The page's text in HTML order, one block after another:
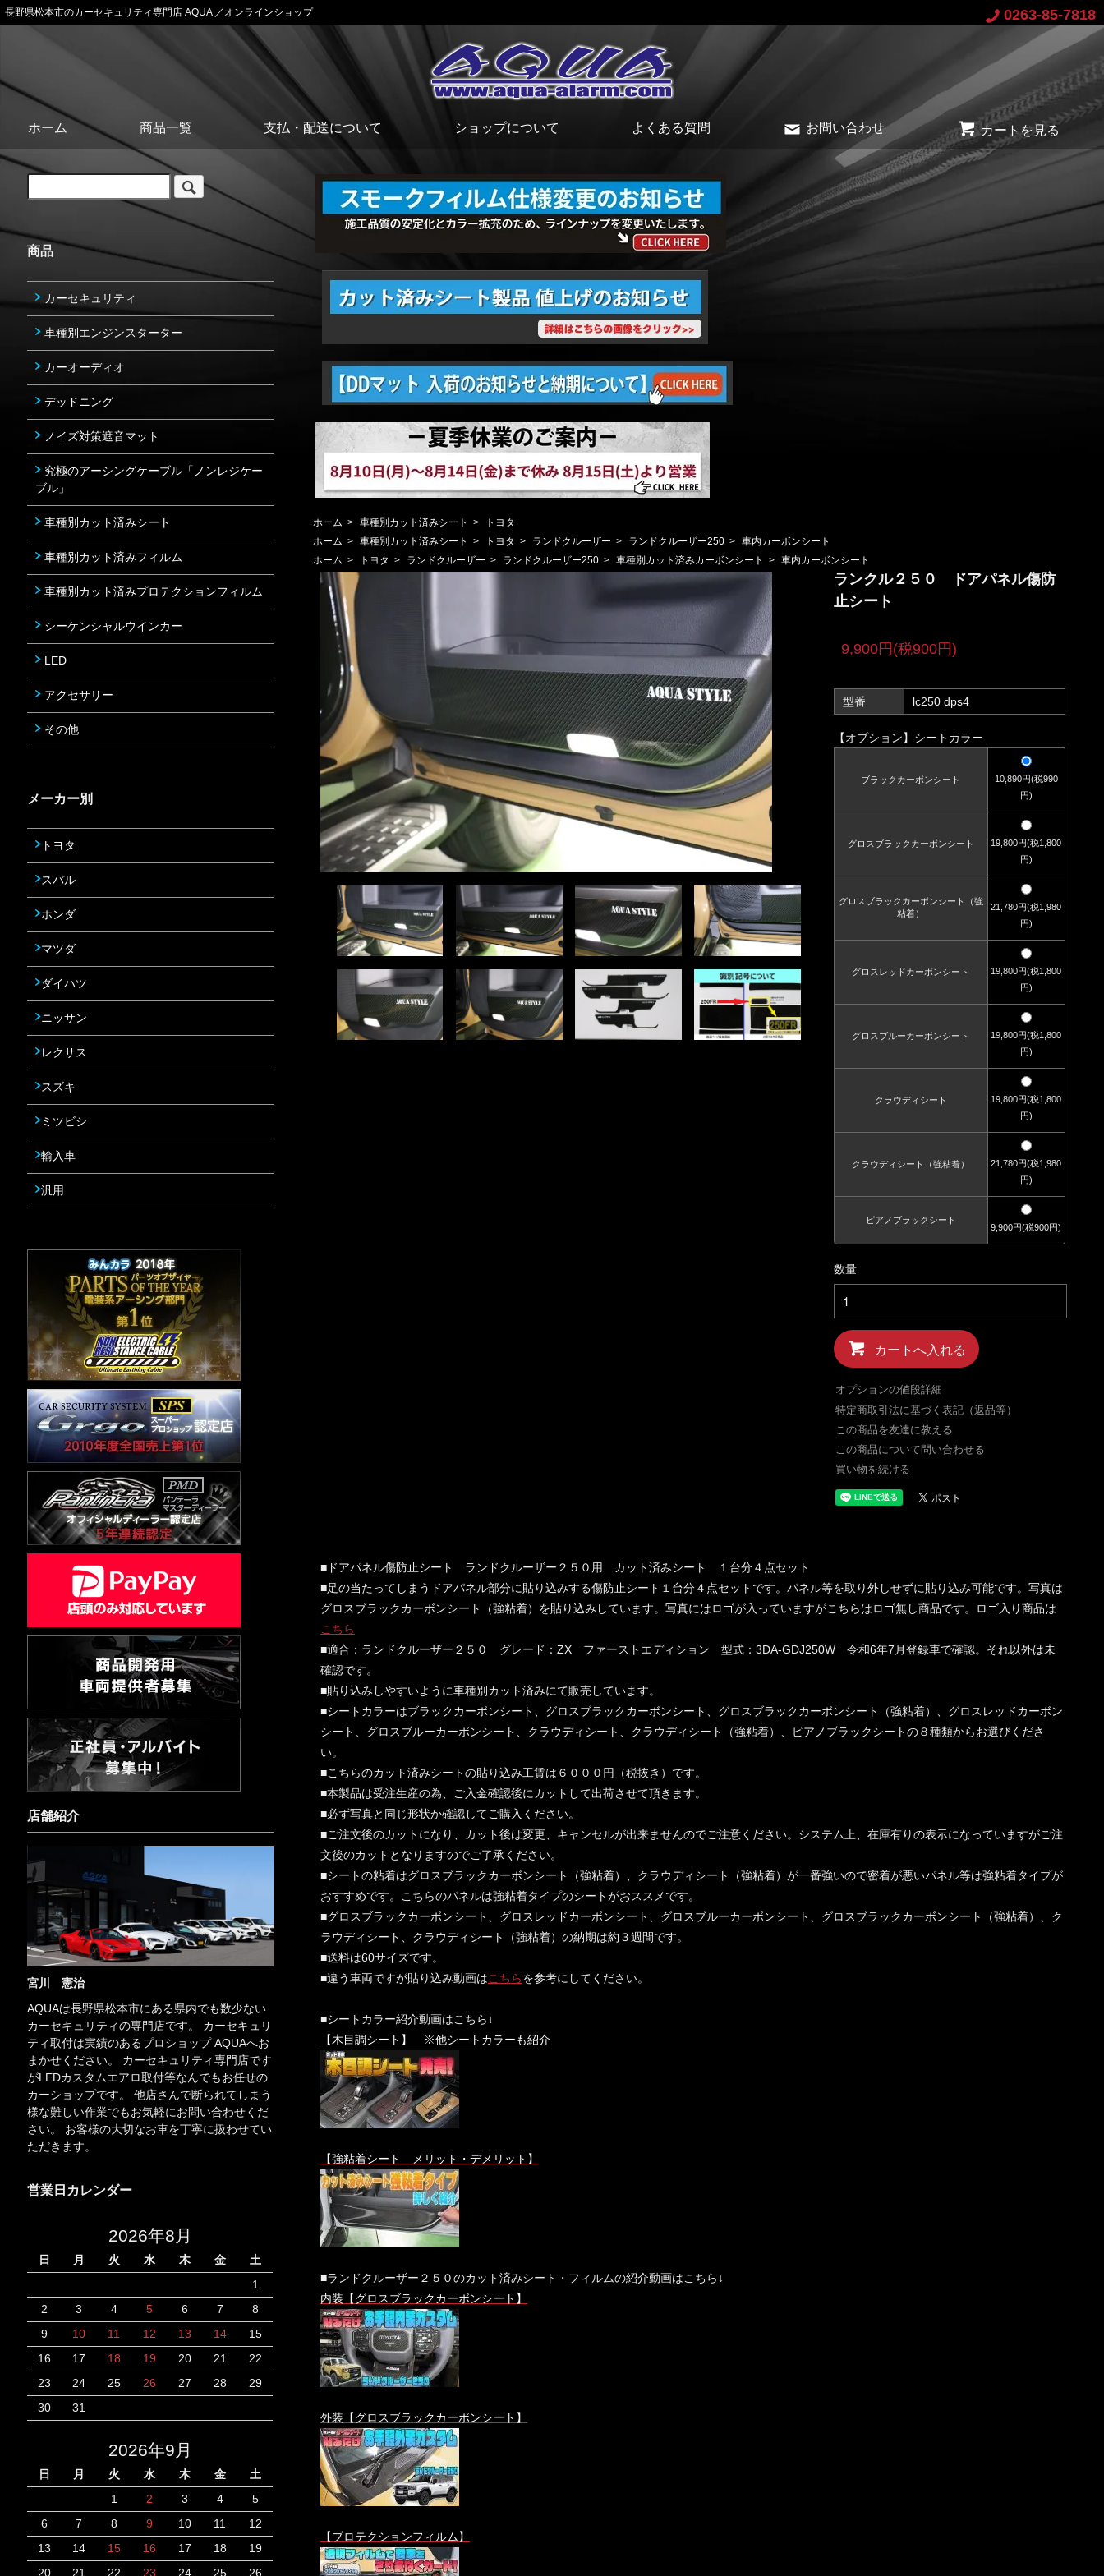
長野県松本市のカーセキュリティ専門店 AQUA ／オンラインショップ 0263-85-7818
ホーム 商品一覧 支払・配送について ショップについて よくある質問 お問い合わせ カートを見る
ホーム > 車種別カット済みシート >
トヨタ
ホーム > 車種別カット済みシート > トヨタ > ランドクルーザー > ランドクルーザー250 > 車内カーボンシート
ホーム > トヨタ > ランドクルーザー > ランドクルーザー250 > 車種別カット済みカーボンシート > 車内カーボンシート
ランクル２５０ ドアパネル傷防
止シート
9,900円(税900円)
型番 lc250 dps4
【オプション】シートカラー
ブラックカーボンシート
10,890円(税990
円)
グロスブラックカーボンシート
19,800円(税1,800
円)
グロスブラックカーボンシート（強
粘着）
21,780円(税1,980
円)
グロスレッドカーボンシート
19,800円(税1,800
円)
グロスブルーカーボンシート
19,800円(税1,800
円)
クラウディシート
19,800円(税1,800
円)
クラウディシート（強粘着）
21,780円(税1,980
円)
ピアノブラックシート
9,900円(税900円)
数量
カートへ入れる
オプションの値段詳細
特定商取引法に基づく表記（返品等）
この商品を友達に教える
この商品について問い合わせる
買い物を続ける
■ドアパネル傷防止シート ランドクルーザー２５０用 カット済みシート １台分４点セット
■足の当たってしまうドアパネル部分に貼り込みする傷防止シート１台分４点セットです。パネル等を取り外しせずに貼り込み可能です。写真は
グロスブラックカーボンシート（強粘着）を貼り込みしています。写真にはロゴが入っていますがこちらはロゴ無し商品です。ロゴ入り商品は
こちら
■適合：ランドクルーザー２５０ グレード：ZX ファーストエディション 型式：3DA-GDJ250W 令和6年7月登録車で確認。それ以外は未
確認です。
■貼り込みしやすいように車種別カット済みにて販売しています。
■シートカラーはブラックカーボンシート、グロスブラックカーボンシート、グロスブラックカーボンシート（強粘着）、グロスレッドカーボン
シート、グロスブルーカーボンシート、クラウディシート、クラウディシート（強粘着）、ピアノブラックシートの８種類からお選びくださ
い。
■こちらのカット済みシートの貼り込み工賃は６０００円（税抜き）です。
■本製品は受注生産の為、ご入金確認後にカットして出荷させて頂きます。
■必ず写真と同じ形状か確認してご購入ください。
■ご注文後のカットになり、カット後は変更、キャンセルが出来ませんのでご注意ください。システム上、在庫有りの表示になっていますがご注
文後のカットとなりますのでご了承ください。
■シートの粘着はグロスブラックカーボンシート（強粘着）、クラウディシート（強粘着）が一番強いので密着が悪いパネル等は強粘着タイプが
おすすめです。こちらのパネルは強粘着タイプのシートがおススメです。
■グロスブラックカーボンシート、グロスレッドカーボンシート、グロスブルーカーボンシート、グロスブラックカーボンシート（強粘着）、ク
ラウディシート、クラウディシート（強粘着）の納期は約３週間です。
■送料は60サイズです。
■違う車両ですが貼り込み動画はこちらを参考にしてください。
■シートカラー紹介動画はこちら↓
【木目調シート】 ※他シートカラーも紹介
【強粘着シート メリット・デメリット】
■ランドクルーザー２５０のカット済みシート・フィルムの紹介動画はこちら↓
内装【グロスブラックカーボンシート】
外装【グロスブラックカーボンシート】
【プロテクションフィルム】
商品
カーセキュリティ
車種別エンジンスターター
カーオーディオ
デッドニング
ノイズ対策遮音マット
究極のアーシングケーブル「ノンレジケー
ブル」
車種別カット済みシート
車種別カット済みフィルム
車種別カット済みプロテクションフィルム
シーケンシャルウインカー
LED
アクセサリー
その他
メーカー別
トヨタ
スバル
ホンダ
マツダ
ダイハツ
ニッサン
レクサス
スズキ
ミツビシ
輸入車
汎用
店舗紹介
宮川 憲治
AQUAは長野県松本市にある県内でも数少ない
カーセキュリティの専門店です。 カーセキュリ
ティ取付は実績のあるプロショップ AQUAへお
まかせください。 カーセキュリティ専門店です
がLEDカスタムエアロ取付等なんでもお任せの
カーショップです。 他店さんで断られてしまう
様な難しい作業でもお気軽にお問い合わせくだ
さい。 お客様の大切なお車を丁寧に扱わせてい
ただきます。
営業日カレンダー
2026年8月
日 月 火 水 木 金
土
1
2
3 4 5 6 7
8
9
10 11 12 13 14
15
16
17 18 19 20 21
22
23
24 25 26 27 28
29
30
31
2026年9月
日 月 火 水 木 金
土
1
2 3 4
5
6
7 8 9 10 11
12
13
14 15 16 17 18
19
20
21 22 23 24 25 26